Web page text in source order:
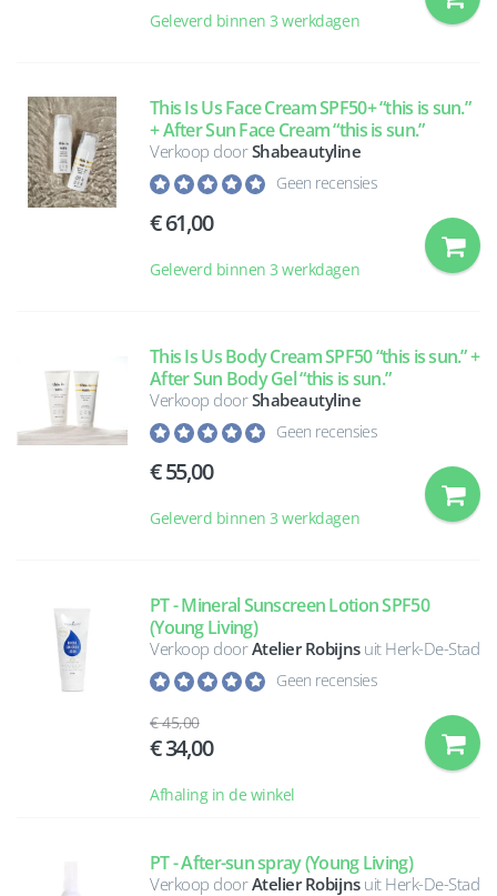
Geleverd binnen 3 werkdagen
This Is Us Face Cream SPF50+ “this is sun.”
+ After Sun Face Cream “this is sun.”
Verkoop doorShabeautyline
Geen recensies
61,00
Geleverd binnen 3 werkdagen
This Is Us Body Cream SPF50 “this is sun.” +
After Sun Body Gel “this is sun.”
Verkoop doorShabeautyline
Geen recensies
55,00
Geleverd binnen 3 werkdagen
PT - Mineral Sunscreen Lotion SPF50
(Young Living)
Verkoop doorAtelier Robijnsuit Herk-De-Stad
Geen recensies
45,00
34,00
Afhaling in de winkel
PT - After-sun spray (Young Living)
Verkoop doorAtelier Robijnsuit Herk-De-Stad